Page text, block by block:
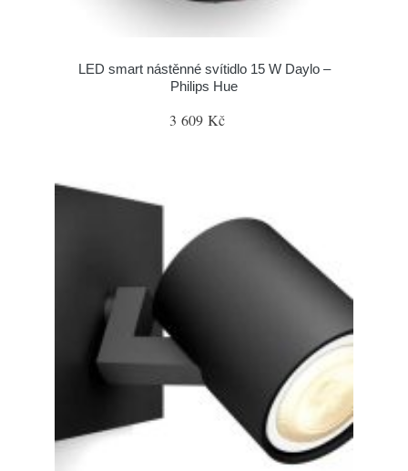
LED smart nástěnné svítidlo 15 W Daylo –
Philips Hue
3 609 Kč